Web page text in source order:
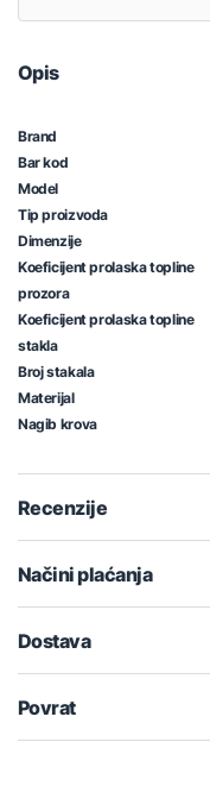
Opis
Brand
Bar kod
Model
Tip proizvoda
Dimenzije
Koeficijent prolaska topline
prozora
Koeficijent prolaska topline
stakla
Broj stakala
Materijal
Nagib krova
Recenzije
Načini plaćanja
Dostava
Povrat